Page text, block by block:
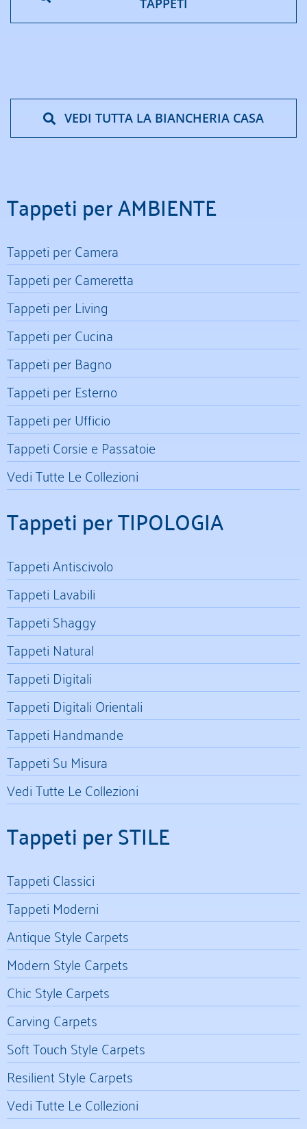
TAPPETI
VEDI TUTTA LA BIANCHERIA CASA
Tappeti per AMBIENTE
Tappeti per Camera
Tappeti per Cameretta
Tappeti per Living
Tappeti per Cucina
Tappeti per Bagno
Tappeti per Esterno
Tappeti per Ufficio
Tappeti Corsie e Passatoie
Vedi Tutte Le Collezioni
Tappeti per TIPOLOGIA
Tappeti Antiscivolo
Tappeti Lavabili
Tappeti Shaggy
Tappeti Natural
Tappeti Digitali
Tappeti Digitali Orientali
Tappeti Handmande
Tappeti Su Misura
Vedi Tutte Le Collezioni
Tappeti per STILE
Tappeti Classici
Tappeti Moderni
Antique Style Carpets
Modern Style Carpets
Chic Style Carpets
Carving Carpets
Soft Touch Style Carpets
Resilient Style Carpets
Vedi Tutte Le Collezioni